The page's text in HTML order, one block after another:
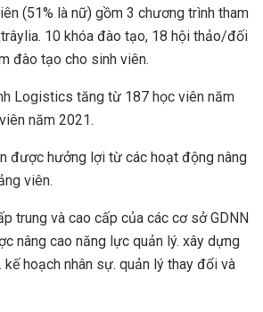
(51% là nữ) gồm 3 chương trình tham
10 khóa đào tạo, 18 hội thảo/đối
đào tạo cho sinh viên.
Logistics tăng từ 187 học viên năm
năm 2021.
được hưởng lợi từ các hoạt động nâng
viên.
trung và cao cấp của các cơ sở GDNN
nâng cao năng lực quản lý. xây dựng
hoạch nhân sự. quản lý thay đổi và